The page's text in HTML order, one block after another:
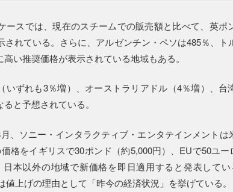
ースでは、現在のスチームでの販売額と比べて、英ポ
されている。さらに、アルゼンチン・ペソは485％、ト
い推奨価格が表示されている地域もある。
いずれも3％増）、オーストラリアドル（4％増）、台
と予想されている。
、ソニー・インタラクティブ・エンタテインメントは
格をイギリスで30ポンド（約5,000円）、EUで50ユー
日本以外の地域で新価格を即日適用すると発表して
上げの理由として「昨今の経済状況」を挙げている。